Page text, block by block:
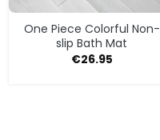
One Piece Colorful Non-
slip Bath Mat
€26.95